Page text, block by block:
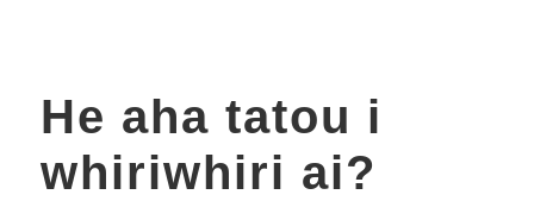
He aha tatou i
whiriwhiri ai?